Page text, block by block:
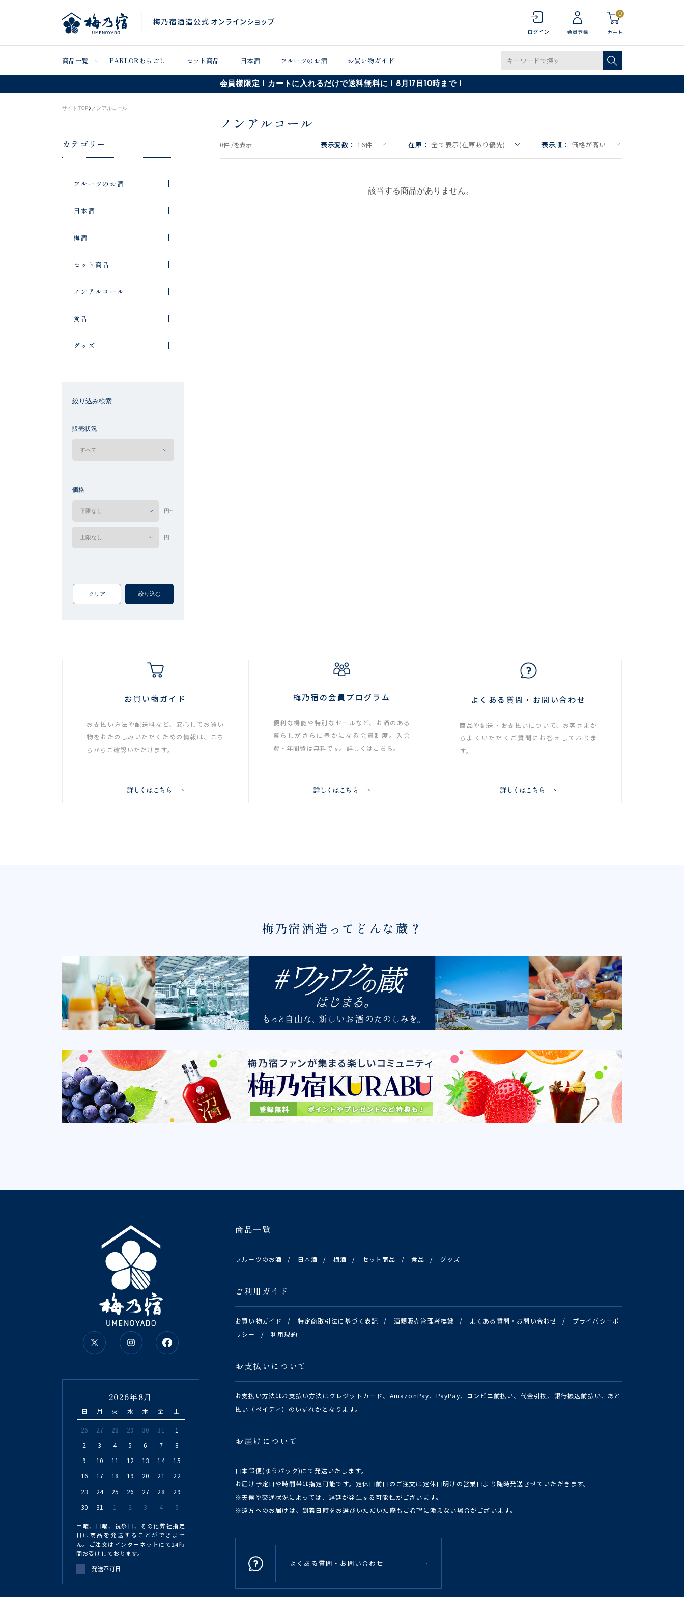
0
商品一覧 PARLORあらごし セット商品 日本酒 フルーツのお酒 お買い物ガイド
会員様限定！カートに入れるだけで送料無料に！8月17日10時まで！
サイトTOP ノンアルコール
カテゴリー
フルーツのお酒
日本酒
梅酒
セット商品
ノンアルコール
食品
グッズ
絞り込み検索
販売状況
価格
円~
円
クリア 絞り込む
ノンアルコール
0件 /を表示 表示変数： 16件 在庫： 全て表示(在庫あり優先) 表示順： 価格が高い
該当する商品がありません。
お買い物ガイド
お支払い方法や配送料など、安心してお買い
物をおたのしみいただくための情報は、こち
らからご確認いただけます。
詳しくはこちら
梅乃宿の会員プログラム
便利な機能や特別なセールなど、お酒のある
暮らしがさらに豊かになる会員制度。入会
費・年間費は無料です。詳しくはこちら。
詳しくはこちら
よくある質問・お問い合わせ
商品や配送・お支払いについて、お客さまか
らよくいただくご質問にお答えしておりま
す。
詳しくはこちら
梅乃宿酒造ってどんな蔵？
商品一覧
フルーツのお酒 / 日本酒 / 梅酒 / セット商品 / 食品 / グッズ
ご利用ガイド
お買い物ガイド / 特定商取引法に基づく表記 / 酒類販売管理者標識 / よくある質問・お問い合わせ /
プライバシーポ
リシー
/ 利用規約
お支払いについて
お支払い方法はお支払い方法はクレジットカード、AmazonPay、PayPay、コンビニ前払い、代金引換、銀行振込前払い、あと
払い（ペイディ）のいずれかとなります。
お届けについて
日本郵便(ゆうパック)にて発送いたします。
お届け予定日や時間帯は指定可能です。定休日前日のご注文は定休日明けの営業日より随時発送させていただきます。
※天候や交通状況によっては、遅延が発生する可能性がございます。
※遠方へのお届けは、到着日時をお選びいただいた際もご希望に添えない場合がございます。
よくある質問・お問い合わせ
2026年8月
日 月 火 水 木 金 土
26 27 28 29 30 31
1
2
3 4 5 6 7
8
9
10 11 12 13 14
15
16
17 18 19 20 21
22
23
24 25 26 27 28
29
30
31 1 2 3 4 5
土曜、日曜、祝祭日、その他弊社指定
日は商品を発送することができませ
ん。ご注文はインターネットにて24時
間お受けしております。
発送不可日